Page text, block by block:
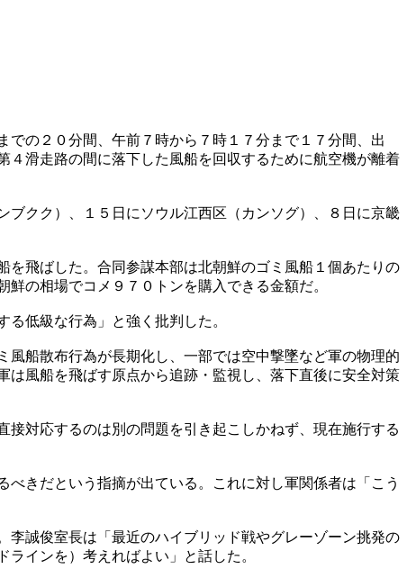
の２０分間、午前７時から７時１７分まで１７分間、出
滑走路の間に落下した風船を回収するために航空機が離着
ブクク）、１５日にソウル江西区（カンソグ）、８日に京畿
飛ばした。合同参謀本部は北朝鮮のゴミ風船１個あたりの
の相場でコメ９７０トンを購入できる金額だ。
低級な行為」と強く批判した。
船散布行為が長期化し、一部では空中撃墜など軍の物理的
風船を飛ばす原点から追跡・監視し、落下直後に安全対策
対応するのは別の問題を引き起こしかねず、現在施行する
きだという指摘が出ている。これに対し軍関係者は「こう
誠俊室長は「最近のハイブリッド戦やグレーゾーン挑発の
インを）考えればよい」と話した。